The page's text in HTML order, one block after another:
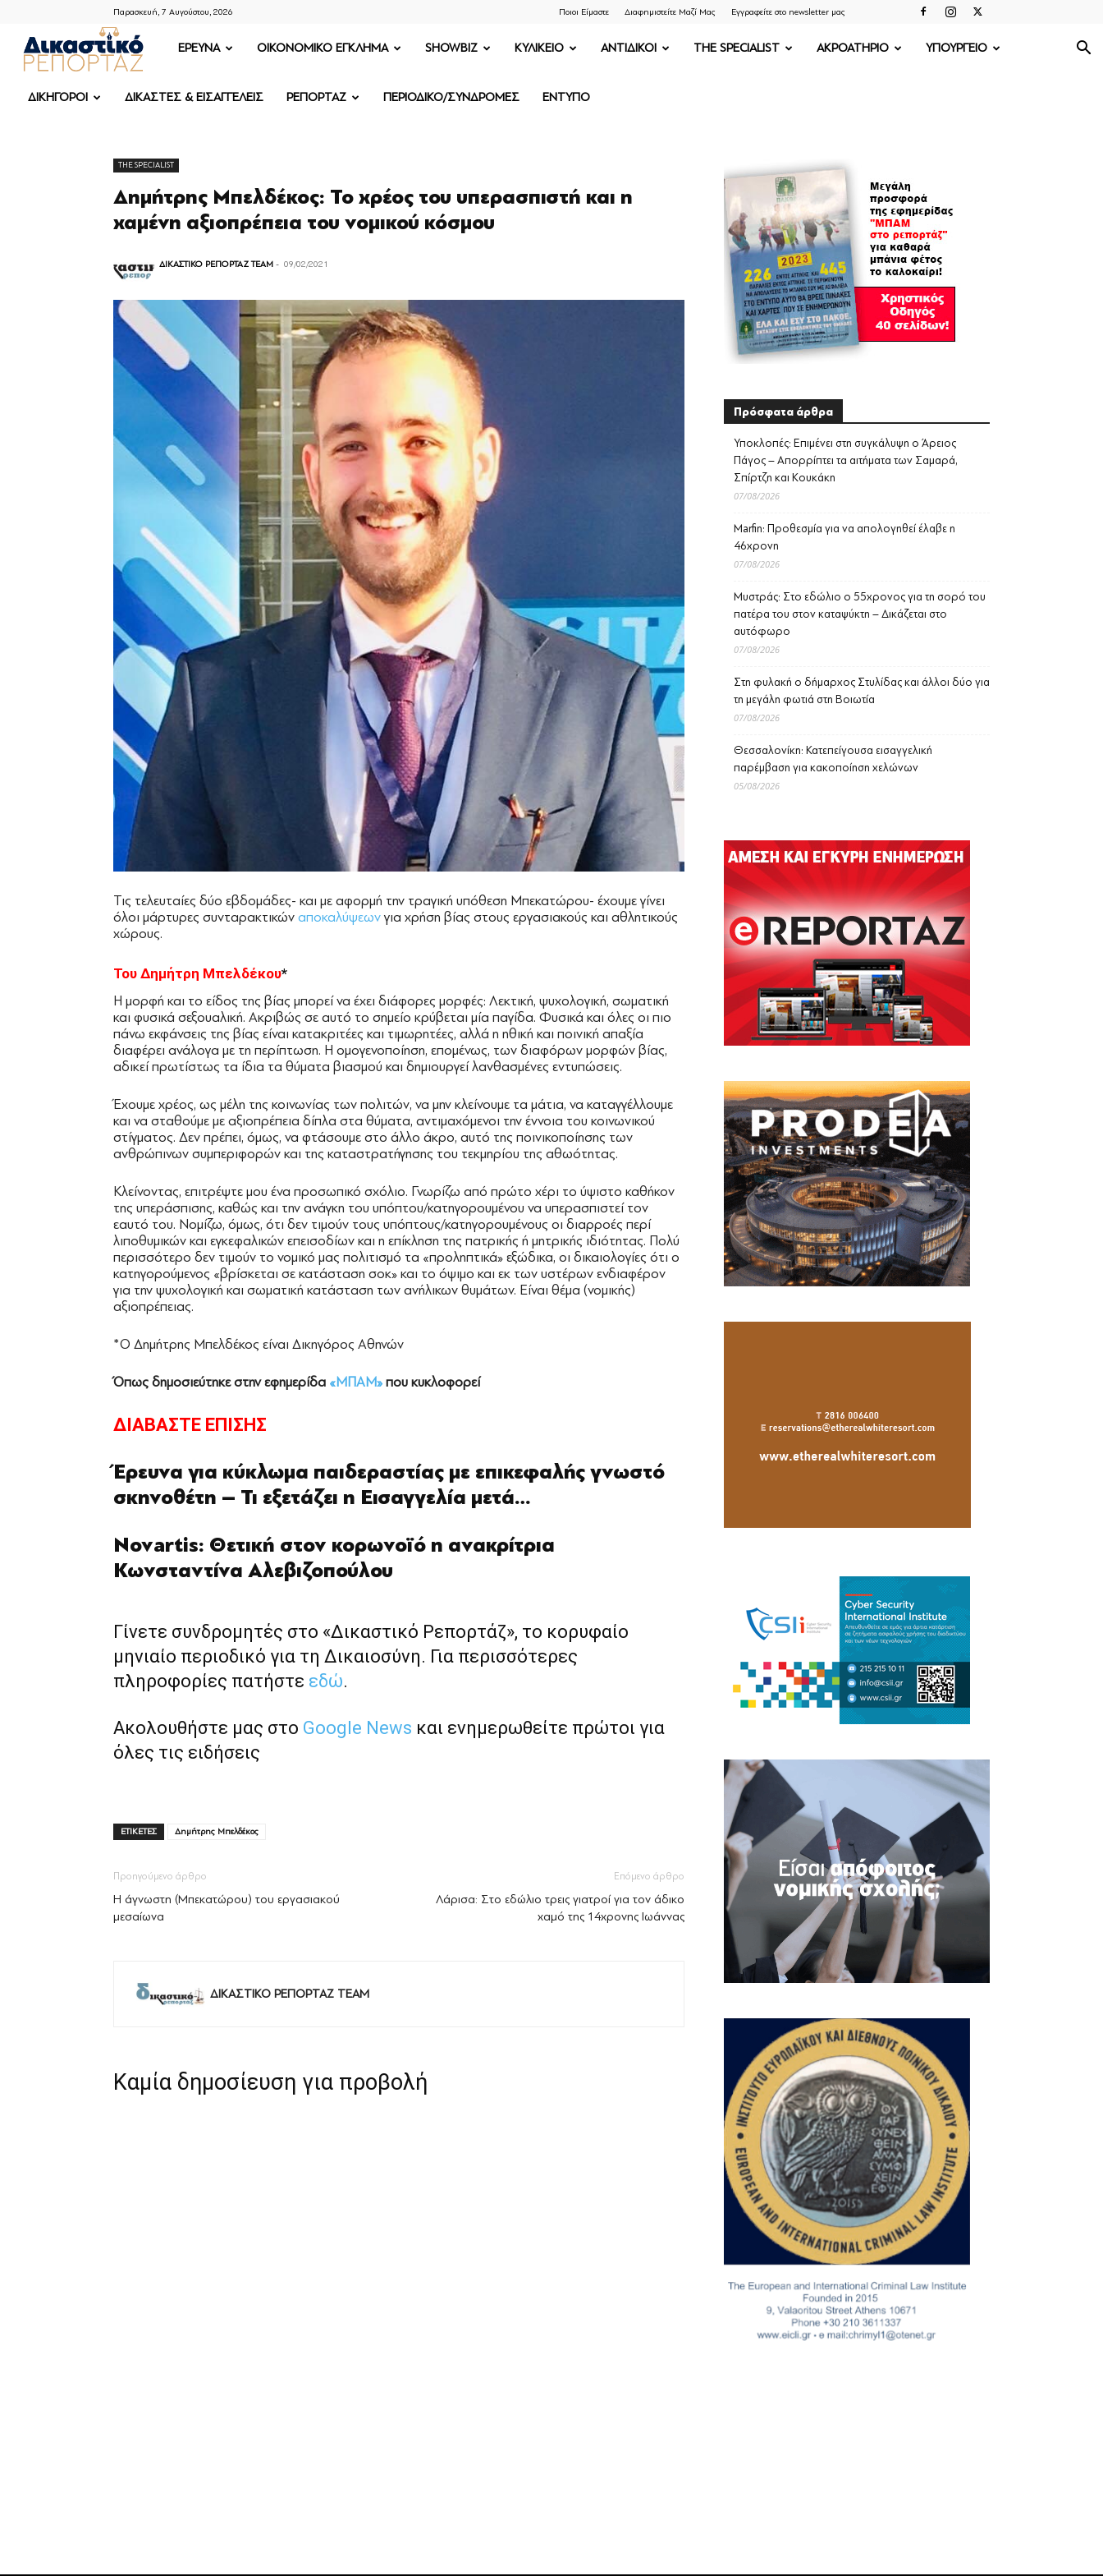
Παρασκευή, 7 Αυγούστου, 2026 Ποιοι Είμαστε Διαφημιστείτε Μαζί Μας Εγγραφείτε στο newsletter μας
ΔΙΚΑΣΤΙΚΟ
ΡΕΠΟΡΤΑΖ
ΕΡΕΥΝΑ OIKONOMIKO ΕΓΚΛΗΜΑ SHOWBIZ ΚΥΛΙΚΕΙΟ ΑΝΤΙΔΙΚΟΙ THE SPECIALIST ΑΚΡΟΑΤΗΡΙΟ ΥΠΟΥΡΓΕΙΟ
ΔΙΚΗΓΟΡΟΙ ΔΙΚΑΣΤΕΣ & ΕΙΣΑΓΓΕΛΕΙΣ ΡΕΠΟΡΤΑΖ ΠΕΡΙΟΔΙΚΟ/ΣΥΝΔΡΟΜΕΣ ΕΝΤΥΠΟ
THE SPECIALIST
Δημήτρης Μπελδέκος: To χρέος του υπερασπιστή και η
χαμένη αξιοπρέπεια του νομικού κόσμου
ΔΙΚΑΣΤΙΚΟ ΡΕΠΟΡΤΑΖ TEAM - 09/02/2021
Τις τελευταίες δύο εβδομάδες- και με αφορμή την τραγική υπόθεση Μπεκατώρου- έχουμε γίνει
όλοι μάρτυρες συνταρακτικών αποκαλύψεων για χρήση βίας στους εργασιακούς και αθλητικούς
χώρους.
Του ∆ημήτρη Μπελδέκου*
Η μορφή και το είδος της βίας μπορεί να έχει διάφορες μορφές: Λεκτική, ψυχολογική, σωματική
και φυσικά σεξουαλική. Ακριβώς σε αυτό το σημείο κρύβεται μία παγίδα. Φυσικά και όλες οι πιο
πάνω εκφάνσεις της βίας είναι κατακριτέες και τιμωρητέες, αλλά η ηθική και ποινική απαξία
διαφέρει ανάλογα με τη περίπτωση. Η ομογενοποίηση, επομένως, των διαφόρων μορφών βίας,
αδικεί πρωτίστως τα ίδια τα θύματα βιασμού και δημιουργεί λανθασμένες εντυπώσεις.
Έχουμε χρέος, ως μέλη της κοινωνίας των πολιτών, να μην κλείνουμε τα μάτια, να καταγγέλλουμε
και να σταθούμε με αξιοπρέπεια δίπλα στα θύματα, αντιμαχόμενοι την έννοια του κοινωνικού
στίγματος. Δεν πρέπει, όμως, να φτάσουμε στο άλλο άκρο, αυτό της ποινικοποίησης των
ανθρώπινων συμπεριφορών και της καταστρατήγησης του τεκμηρίου της αθωότητας.
Κλείνοντας, επιτρέψτε μου ένα προσωπικό σχόλιο. Γνωρίζω από πρώτο χέρι το ύψιστο καθήκον
της υπεράσπισης, καθώς και την ανάγκη του υπόπτου/κατηγορουμένου να υπερασπιστεί τον
εαυτό του. Νομίζω, όμως, ότι δεν τιμούν τους υπόπτους/κατηγορουμένους οι διαρροές περί
λιποθυμικών και εγκεφαλικών επεισοδίων και η επίκληση της πατρικής ή μητρικής ιδιότητας. Πολύ
περισσότερο δεν τιμούν το νομικό μας πολιτισμό τα «προληπτικά» εξώδικα, οι δικαιολογίες ότι ο
κατηγορούμενος «βρίσκεται σε κατάσταση σοκ» και το όψιμο και εκ των υστέρων ενδιαφέρον
για την ψυχολογική και σωματική κατάσταση των ανήλικων θυμάτων. Είναι θέμα (νομικής)
αξιοπρέπειας.
*Ο Δημήτρης Μπελδέκος είναι Δικηγόρος Αθηνών
Όπως δημοσιεύτηκε στην εφημερίδα «ΜΠΑΜ» που κυκλοφορεί
ΔΙΑΒΑΣΤΕ ΕΠΙΣΗΣ
Έρευνα για κύκλωμα παιδεραστίας με επικεφαλής γνωστό
σκηνοθέτη – Τι εξετάζει η Εισαγγελία μετά…
Novartis: Θετική στον κορωνοϊό η ανακρίτρια
Κωνσταντίνα Αλεβιζοπούλου
Γίνετε συνδρομητές στο «Δικαστικό Ρεπορτάζ», το κορυφαίο
μηνιαίο περιοδικό για τη Δικαιοσύνη. Για περισσότερες
πληροφορίες πατήστε εδώ.
Ακολουθήστε μας στο Google News και ενημερωθείτε πρώτοι για
όλες τις ειδήσεις
ΕΤΙΚΕΤΕΣ Δημήτρης Μπελδέκος
Προηγούμενο άρθρο
Η άγνωστη (Μπεκατώρου) του εργασιακού
μεσαίωνα
Επόμενο άρθρο
Λάρισα: Στο εδώλιο τρεις γιατροί για τον άδικο
χαμό της 14χρονης Ιωάννας
ΔΙΚΑΣΤΙΚΟ ΡΕΠΟΡΤΑΖ TEAM
Καμία δημοσίευση για προβολή
Πρόσφατα άρθρα
Υποκλοπές: Επιμένει στη συγκάλυψη ο Άρειος
Πάγος – Απορρίπτει τα αιτήματα των Σαμαρά,
Σπίρτζη και Κουκάκη
07/08/2026
Marfin: Προθεσμία για να απολογηθεί έλαβε η
46χρονη
07/08/2026
Μυστράς: Στο εδώλιο ο 55χρονος για τη σορό του
πατέρα του στον καταψύκτη – Δικάζεται στο
αυτόφωρο
07/08/2026
Στη φυλακή ο δήμαρχος Στυλίδας και άλλοι δύο για
τη μεγάλη φωτιά στη Βοιωτία
07/08/2026
Θεσσαλονίκη: Κατεπείγουσα εισαγγελική
παρέμβαση για κακοποίηση χελώνων
05/08/2026